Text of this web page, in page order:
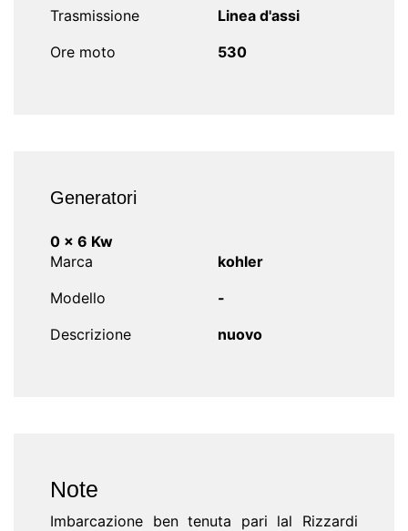
Trasmissione
Linea d'assi
Ore moto
530
Generatori
0 x 6 Kw
Marca
kohler
Modello
-
Descrizione
nuovo
Note
Imbarcazione ben tenuta pari lal Rizzardi